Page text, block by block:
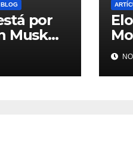
BLOG
por
Musk
y
de